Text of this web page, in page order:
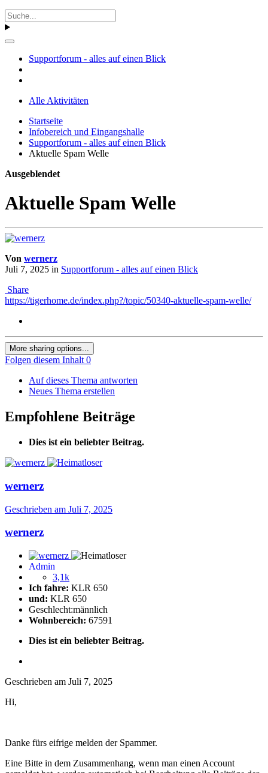
Supportforum - alles auf einen Blick
Alle Aktivitäten
Startseite
Infobereich und Eingangshalle
Supportforum - alles auf einen Blick
Aktuelle Spam Welle
Ausgeblendet
Aktuelle Spam Welle
Von wernerz
Juli 7, 2025 in Supportforum - alles auf einen Blick
Share
https://tigerhome.de/index.php?/topic/50340-aktuelle-spam-welle/
More sharing options...
Folgen diesem Inhalt 0
Auf dieses Thema antworten
Neues Thema erstellen
Empfohlene Beiträge
Dies ist ein beliebter Beitrag.
wernerz
Geschrieben am Juli 7, 2025
wernerz
Admin
3,1k
Ich fahre: KLR 650
und: KLR 650
Geschlecht:männlich
Wohnbereich: 67591
Dies ist ein beliebter Beitrag.
Geschrieben am Juli 7, 2025
Hi,
Danke fürs eifrige melden der Spammer.
Eine Bitte in dem Zusammenhang, wenn man einen Account